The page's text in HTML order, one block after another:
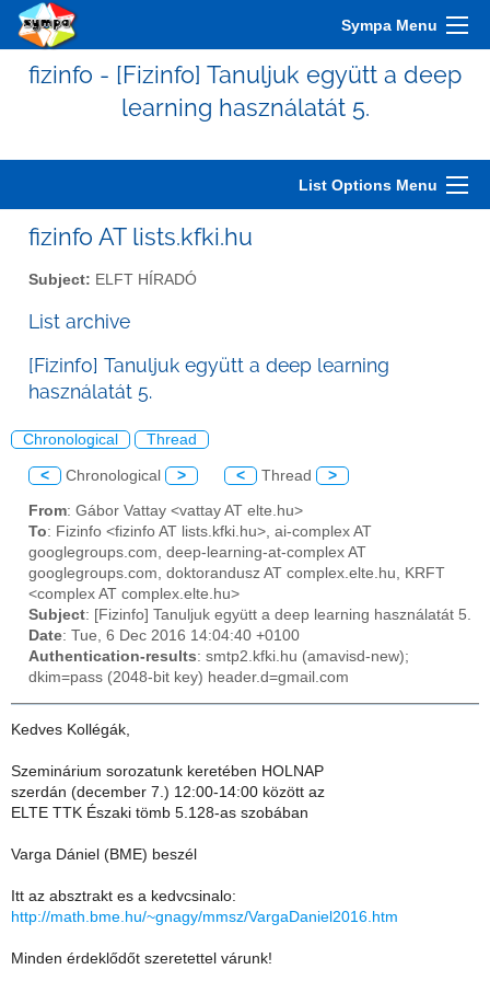
Sympa Menu
fizinfo - [Fizinfo] Tanuljuk együtt a deep
learning használatát 5.
List Options Menu
fizinfo AT lists.kfki.hu
Subject: ELFT HÍRADÓ
List archive
[Fizinfo] Tanuljuk együtt a deep learning
használatát 5.
Chronological Thread
< Chronological > < Thread >
From: Gábor Vattay <vattay AT elte.hu>
To: Fizinfo <fizinfo AT lists.kfki.hu>, ai-complex AT
googlegroups.com, deep-learning-at-complex AT
googlegroups.com, doktorandusz AT complex.elte.hu, KRFT
<complex AT complex.elte.hu>
Subject: [Fizinfo] Tanuljuk együtt a deep learning használatát 5.
Date: Tue, 6 Dec 2016 14:04:40 +0100
Authentication-results: smtp2.kfki.hu (amavisd-new);
dkim=pass (2048-bit key) header.d=gmail.com
Kedves Kollégák,
Szeminárium sorozatunk keretében HOLNAP
szerdán (december 7.) 12:00-14:00 között az
ELTE TTK Északi tömb 5.128-as szobában
Varga Dániel (BME) beszél
Itt az absztrakt es a kedvcsinalo:
http://math.bme.hu/~gnagy/mmsz/VargaDaniel2016.htm
Minden érdeklődőt szeretettel várunk!